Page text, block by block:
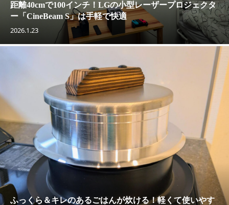
距離40cmで100インチ！LGの小型レーザープロジェクタ
ー「CineBeam S」は手軽で快適
2026.1.23
ふっくら＆キレのあるごはんが炊ける！軽くて使いやす